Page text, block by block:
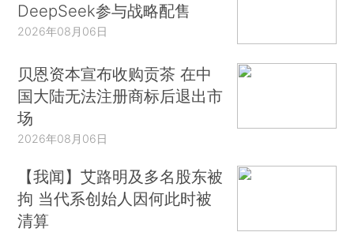
DeepSeek参与战略配售
2026年08月06日
贝恩资本宣布收购贡茶 在中
国大陆无法注册商标后退出市
场
2026年08月06日
【我闻】艾路明及多名股东被
拘 当代系创始人因何此时被
清算